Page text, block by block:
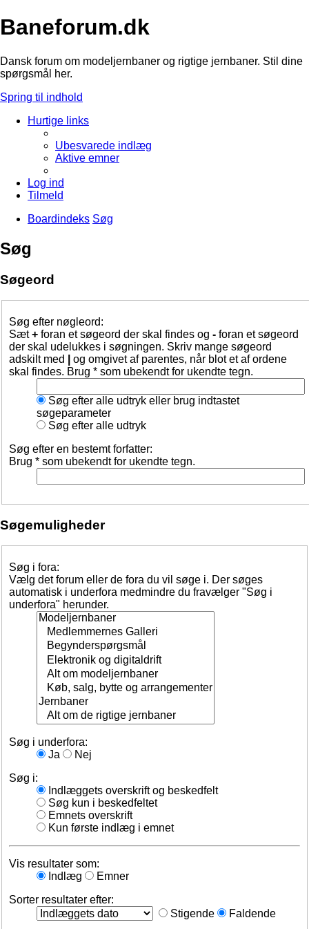
Baneforum.dk
Dansk forum om modeljernbaner og rigtige jernbaner. Stil dine
spørgsmål her.
Spring til indhold
Hurtige links
Ubesvarede indlæg
Aktive emner
Log ind
Tilmeld
Boardindeks Søg
Søg
Søgeord
Søg efter nøgleord:
Sæt+ foran et søgeord der skal findes og - foran et søgeord
der skal udelukkes i søgningen. Skriv mange søgeord
adskilt med
og omgivet af parentes, når blot et af ordene
skal findes. Brug * som ubekendt for ukendte tegn.
Søg efter alle udtryk eller brug indtastet
søgeparameter
Søg efter alle udtryk
Søg efter en bestemt forfatter:
Brug * som ubekendt for ukendte tegn.
Søgemuligheder
Søg i fora:
Vælg det forum eller de fora du vil søge i. Der søges
automatisk i underfora medmindre du fravælger "Søg i
underfora" herunder.
Søg i underfora:
Ja
Nej
Søg i:
Indlæggets overskrift og beskedfelt
Søg kun i beskedfeltet
Emnets overskrift
Kun første indlæg i emnet
Vis resultater som:
Indlæg
Emner
Sorter resultater efter:
Stigende
Faldende